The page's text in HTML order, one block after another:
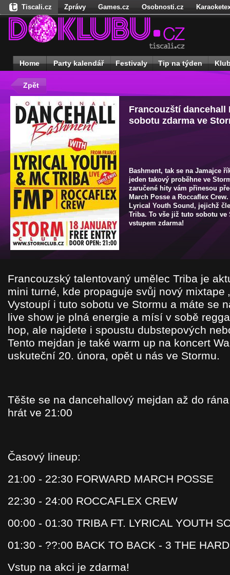
Tiscali.cz Zprávy Games.cz Osobnosti.cz
Nedd.cz
Dokina.cz Úschovna.cz
Freegames.cz
Hadejfilm.cz Hadejhru.cz
Hadejosobnosti.cz
Home Party kalendář Festivaly Tip na týden
Zpět
Francouzští dancehall
sobotu zdarma ve
Bashment, tak se na Jamajce
jeden takový proběhne ve
zaručené hity vám přinesou
March Posse a Roccaflex
Lyrical Youth Sound, jejichž
Triba. To vše již tuto sobotu
vstupem zdarma!
Francouzský talentovaný umělec Triba je
mini turné, kde propaguje svůj nový mixtape
Vystoupí i tuto sobotu ve Stormu a máte se
live show je plná energie a mísí v sobě
hop, ale najdete i spoustu dubstepových
Tento mejdan je také warm up na koncert
uskuteční 20. února, opět u nás ve Stormu.
Těšte se na dancehallový mejdan až do
hrát ve 21:00
Časový lineup:
21:00 - 22:30 FORWARD MARCH POSSE
22:30 - 24:00 ROCCAFLEX CREW
00:00 - 01:30 TRIBA FT. LYRICAL YOUTH
01:30 - ??:00 BACK TO BACK - 3 THE
Vstup na akci je zdarma!